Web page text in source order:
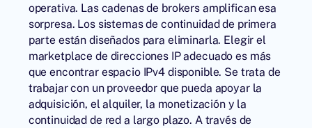
operativa. Las cadenas de brokers amplifican esa
sorpresa. Los sistemas de continuidad de primera
parte están diseñados para eliminarla. Elegir el
marketplace de direcciones IP adecuado es más
que encontrar espacio IPv4 disponible. Se trata de
trabajar con un proveedor que pueda apoyar la
adquisición, el alquiler, la monetización y la
continuidad de red a largo plazo. A través de